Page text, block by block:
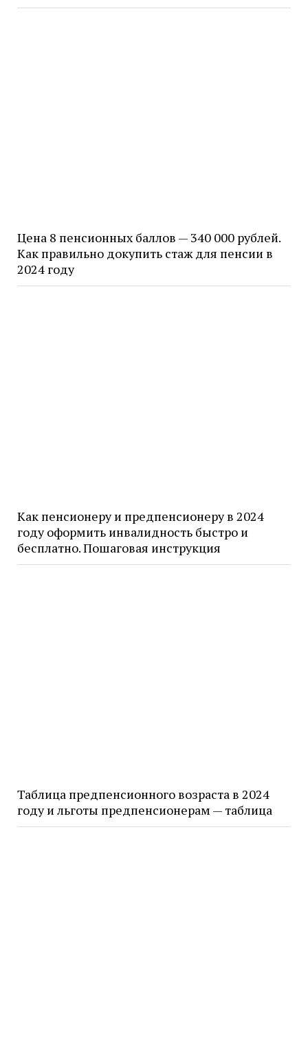
Цена 8 пенсионных баллов — 340 000 рублей.
Как правильно докупить стаж для пенсии в
2024 году
Как пенсионеру и предпенсионеру в 2024
году оформить инвалидность быстро и
бесплатно. Пошаговая инструкция
Таблица предпенсионного возраста в 2024
году и льготы предпенсионерам — таблица